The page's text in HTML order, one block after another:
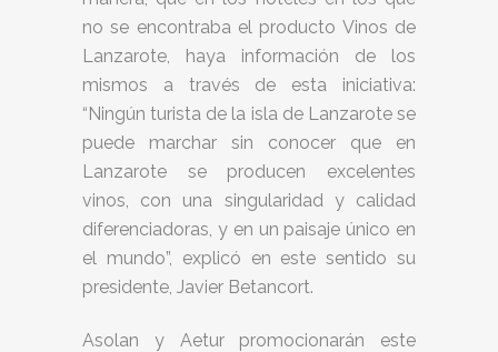
no se encontraba el producto Vinos de
Lanzarote, haya información de los
mismos a través de esta iniciativa:
“Ningún turista de la isla de Lanzarote se
puede marchar sin conocer que en
Lanzarote se producen excelentes
vinos, con una singularidad y calidad
diferenciadoras, y en un paisaje único en
el mundo”, explicó en este sentido su
presidente, Javier Betancort.
Asolan y Aetur promocionarán este